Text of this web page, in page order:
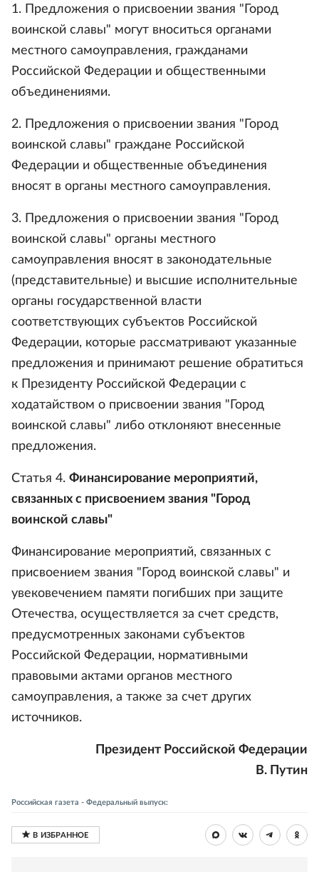
1. Предложения о присвоении звания "Город
воинской славы" могут вноситься органами
местного самоуправления, гражданами
Российской Федерации и общественными
объединениями.
2. Предложения о присвоении звания "Город
воинской славы" граждане Российской
Федерации и общественные объединения
вносят в органы местного самоуправления.
3. Предложения о присвоении звания "Город
воинской славы" органы местного
самоуправления вносят в законодательные
(представительные) и высшие исполнительные
органы государственной власти
соответствующих субъектов Российской
Федерации, которые рассматривают указанные
предложения и принимают решение обратиться
к Президенту Российской Федерации с
ходатайством о присвоении звания "Город
воинской славы" либо отклоняют внесенные
предложения.
Статья 4. Финансирование мероприятий,
связанных с присвоением звания "Город
воинской славы"
Финансирование мероприятий, связанных с
присвоением звания "Город воинской славы" и
увековечением памяти погибших при защите
Отечества, осуществляется за счет средств,
предусмотренных законами субъектов
Российской Федерации, нормативными
правовыми актами органов местного
самоуправления, а также за счет других
источников.
Президент Российской Федерации
В. Путин
Российская газета - Федеральный выпуск: